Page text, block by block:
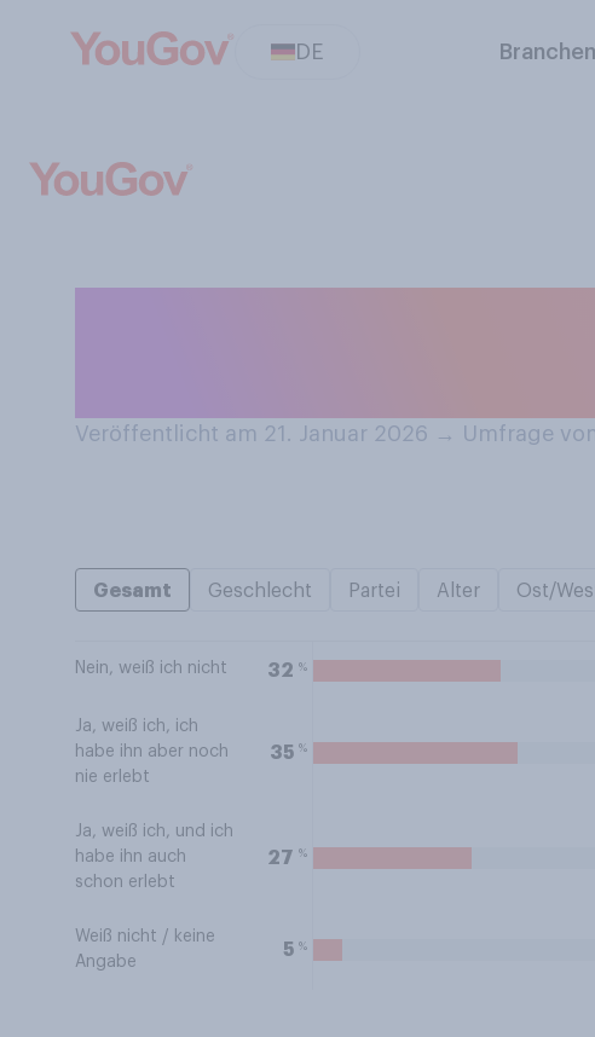
DE Branchen
Veröffentlicht am 21. Januar 2026 → Umfrage
Gesamt Geschlecht Partei Alter Ost/
Nein, weiß ich nicht 32 %
Ja, weiß ich, ich
habe ihn aber noch
nie erlebt
35 %
Ja, weiß ich, und ich
habe ihn auch
schon erlebt
27 %
Weiß nicht / keine
Angabe
5 %